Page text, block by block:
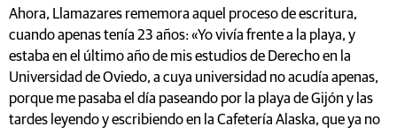
cuando apenas tenía 23 años: «Yo vivía frente a la playa, y
estaba en el último año de mis estudios de Derecho en la
Universidad de Oviedo, a cuya universidad no acudía apenas,
porque me pasaba el día paseando por la playa de Gijón y las
tardes leyendo y escribiendo en la Cafetería Alaska, que ya no
existe. Era consciente de que estaba a punto de terminar la